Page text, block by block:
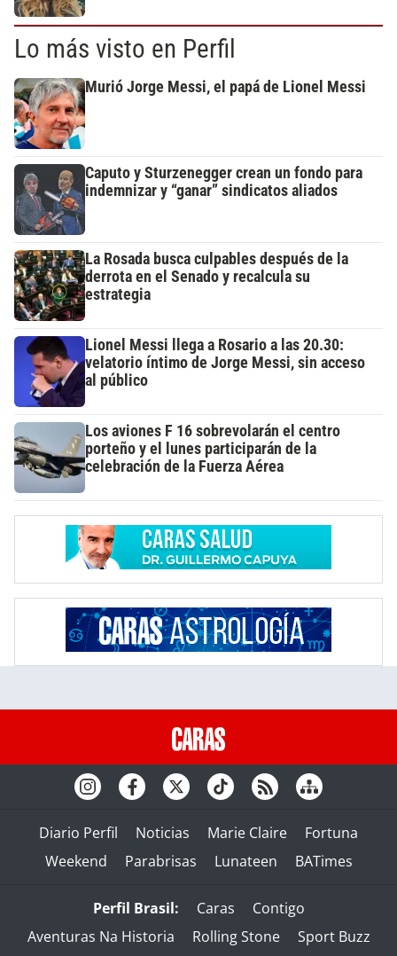
Lo más visto en Perfil
Murió Jorge Messi, el papá de Lionel Messi
Caputo y Sturzenegger crean un fondo para
indemnizar y “ganar” sindicatos aliados
La Rosada busca culpables después de la
derrota en el Senado y recalcula su
estrategia
Lionel Messi llega a Rosario a las 20.30:
velatorio íntimo de Jorge Messi, sin acceso
al público
Los aviones F 16 sobrevolarán el centro
porteño y el lunes participarán de la
celebración de la Fuerza Aérea
Diario Perfil Noticias Marie Claire
Fortuna
Weekend
Parabrisas Lunateen BATimes
Perfil Brasil: Caras
Contigo
Aventuras Na Historia
Rolling Stone
Sport Buzz